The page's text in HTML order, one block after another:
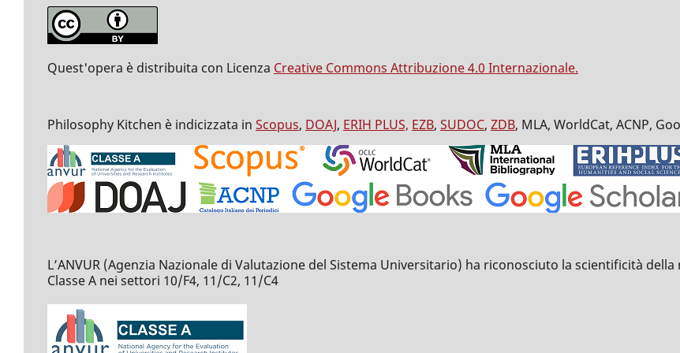
Quest'opera è distribuita con Licenza Creative Commons Attribuzione 4.0 Internazionale.
Philosophy Kitchen è indicizzata in Scopus, DOAJ, ERIH PLUS, EZB, SUDOC, ZDB, MLA, WorldCat, ACNP,
L’ANVUR (Agenzia Nazionale di Valutazione del Sistema Universitario) ha riconosciuto la scientificità della
Classe A nei settori 10/F4, 11/C2, 11/C4